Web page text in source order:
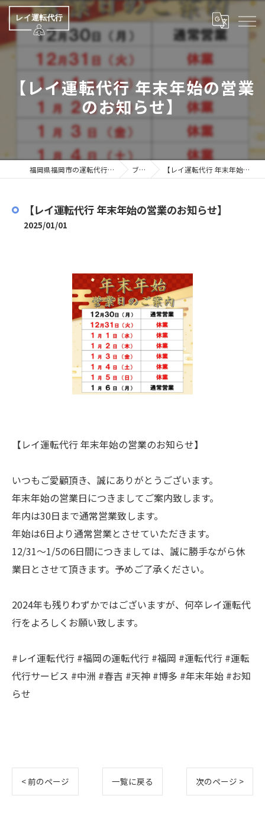
【レイ運転代行 年末年始の営業
のお知らせ】
福岡県福岡市の運転代行ならレイ運転代行 ブログ 【レイ運転代行 年末年始の営業のお知らせ】
【レイ運転代行 年末年始の営業のお知らせ】
2025/01/01
【レイ運転代行 年末年始の営業のお知らせ】
いつもご愛顧頂き、誠にありがとうございます。
年末年始の営業日につきましてご案内致します。
年内は30日まで通常営業致します。
年始は6日より通常営業とさせていただきます。
12/31～1/5の6日間につきましては、誠に勝手ながら休
業日とさせて頂きます。予めご了承ください。
2024年も残りわずかではございますが、何卒レイ運転代
行をよろしくお願い致します。
#レイ運転代行 #福岡の運転代行 #福岡 #運転代行 #運転
代行サービス #中洲 #春吉 #天神 #博多 #年末年始 #お知
らせ
< 前のページ 一覧に戻る 次のページ >